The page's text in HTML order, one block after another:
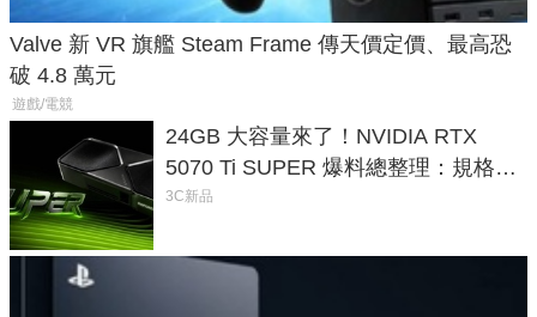
Valve 新 VR 旗艦 Steam Frame 傳天價定價、最高恐
破 4.8 萬元
遊戲/電競
24GB 大容量來了！NVIDIA RTX
5070 Ti SUPER 爆料總整理：規格、
功耗、上市時間
3C新品